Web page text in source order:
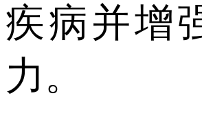
疾病并增
力。